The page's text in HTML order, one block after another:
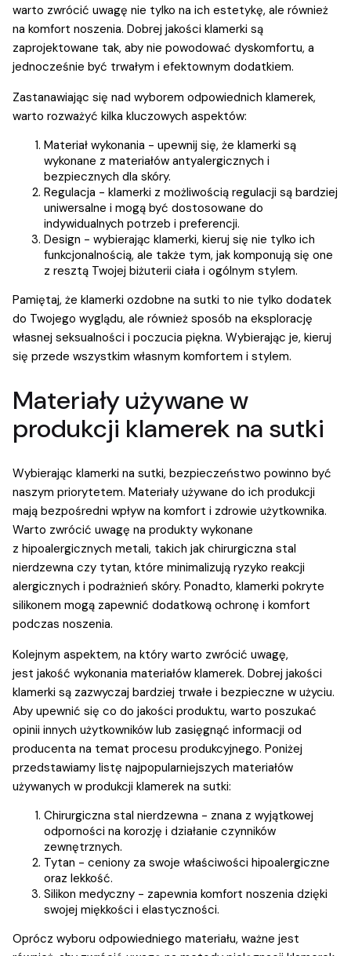
warto zwrócić uwagę nie tylko na ich estetykę, ale również
na komfort noszenia. Dobrej jakości klamerki są
zaprojektowane tak, aby nie powodować dyskomfortu, a
jednocześnie być trwałym i efektownym dodatkiem.
Zastanawiając się nad wyborem odpowiednich klamerek,
warto rozważyć kilka kluczowych aspektów:
Materiał wykonania - upewnij się, że klamerki są
wykonane z materiałów antyalergicznych i
bezpiecznych dla skóry.
Regulacja - klamerki z możliwością regulacji są bardziej
uniwersalne i mogą być dostosowane do
indywidualnych potrzeb i preferencji.
Design - wybierając klamerki, kieruj się nie tylko ich
funkcjonalnością, ale także tym, jak komponują się one
z resztą Twojej biżuterii ciała i ogólnym stylem.
Pamiętaj, że klamerki ozdobne na sutki to nie tylko dodatek
do Twojego wyglądu, ale również sposób na eksplorację
własnej seksualności i poczucia piękna. Wybierając je, kieruj
się przede wszystkim własnym komfortem i stylem.
Materiały używane w
produkcji klamerek na sutki
Wybierając klamerki na sutki, bezpieczeństwo powinno być
naszym priorytetem. Materiały używane do ich produkcji
mają bezpośredni wpływ na komfort i zdrowie użytkownika.
Warto zwrócić uwagę na produkty wykonane
z hipoalergicznych metali, takich jak chirurgiczna stal
nierdzewna czy tytan, które minimalizują ryzyko reakcji
alergicznych i podrażnień skóry. Ponadto, klamerki pokryte
silikonem mogą zapewnić dodatkową ochronę i komfort
podczas noszenia.
Kolejnym aspektem, na który warto zwrócić uwagę,
jest jakość wykonania materiałów klamerek. Dobrej jakości
klamerki są zazwyczaj bardziej trwałe i bezpieczne w użyciu.
Aby upewnić się co do jakości produktu, warto poszukać
opinii innych użytkowników lub zasięgnąć informacji od
producenta na temat procesu produkcyjnego. Poniżej
przedstawiamy listę najpopularniejszych materiałów
używanych w produkcji klamerek na sutki:
Chirurgiczna stal nierdzewna - znana z wyjątkowej
odporności na korozję i działanie czynników
zewnętrznych.
Tytan - ceniony za swoje właściwości hipoalergiczne
oraz lekkość.
Silikon medyczny - zapewnia komfort noszenia dzięki
swojej miękkości i elastyczności.
Oprócz wyboru odpowiedniego materiału, ważne jest